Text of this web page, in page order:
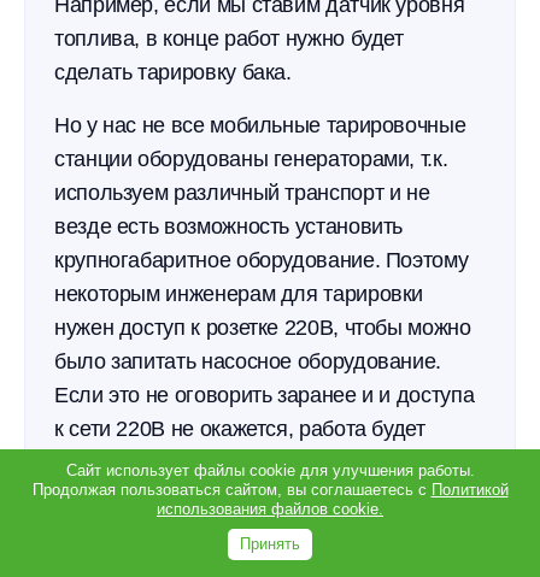
Например, если мы ставим датчик уровня
топлива, в конце работ нужно будет
сделать тарировку бака.
Но у нас не все мобильные тарировочные
станции оборудованы генераторами, т.к.
используем различный транспорт и не
везде есть возможность установить
крупногабаритное оборудование. Поэтому
некоторым инженерам для тарировки
нужен доступ к розетке 220В, чтобы можно
было запитать насосное оборудование.
Если это не оговорить заранее и и доступа
к сети 220В не окажется, работа будет
выполнена наполовину.
В итоге потеряют все: и клиент, у которого
датчик будет точно показывать топливо
Полезные материалы
Дважды в месяц о развитии сервиса, техподдержки и выездного
обслуживания.
Подписаться
Сайт использует файлы cookie для улучшения работы.
Продолжая пользоваться сайтом, вы соглашаетесь с Политикой
использования файлов cookie.
Принять